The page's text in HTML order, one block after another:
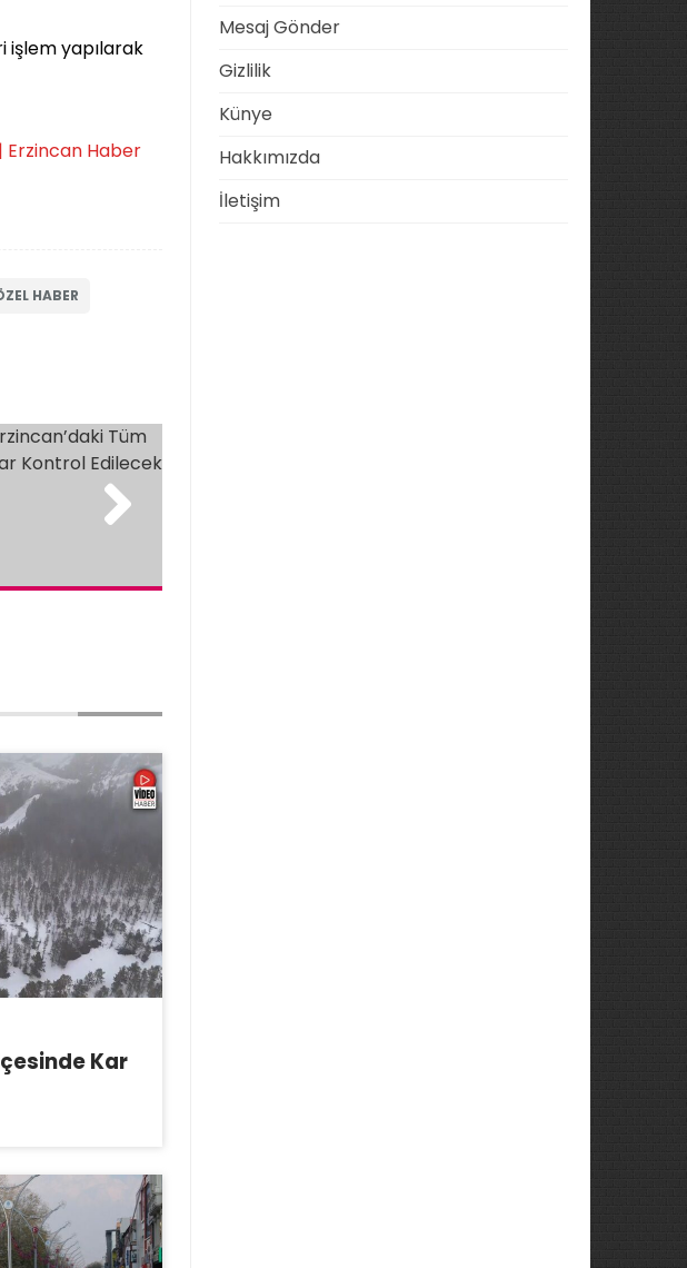
işlem yapılarak
Erzincan Haber
HABER
Kar
Mesaj Gönder
Gizlilik
Künye
Hakkımızda
İletişim